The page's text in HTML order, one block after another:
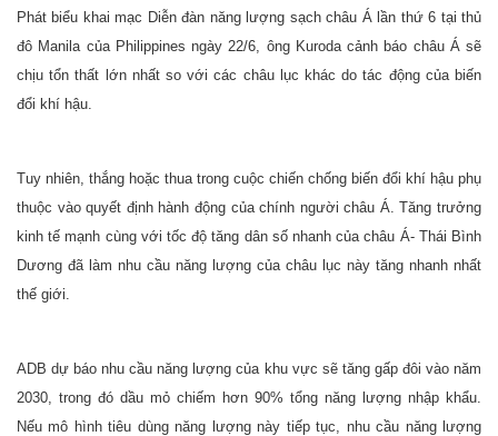
Phát biểu khai mạc Diễn đàn năng lượng sạch châu Á lần thứ 6 tại thủ
đô Manila của Philippines ngày 22/6, ông Kuroda cảnh báo châu Á sẽ
chịu tổn thất lớn nhất so với các châu lục khác do tác động của biến
đổi khí hậu.
Tuy nhiên, thắng hoặc thua trong cuộc chiến chống biến đổi khí hậu phụ
thuộc vào quyết định hành động của chính người châu Á. Tăng trưởng
kinh tế mạnh cùng với tốc độ tăng dân số nhanh của châu Á- Thái Bình
Dương đã làm nhu cầu năng lượng của châu lục này tăng nhanh nhất
thế giới.
ADB dự báo nhu cầu năng lượng của khu vực sẽ tăng gấp đôi vào năm
2030, trong đó dầu mỏ chiếm hơn 90% tổng năng lượng nhập khẩu.
Nếu mô hình tiêu dùng năng lượng này tiếp tục, nhu cầu năng lượng